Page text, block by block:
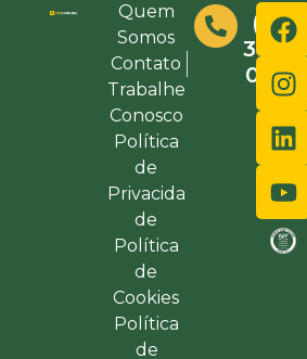
Quem
Somos
Contato
Trabalhe
Conosco
Política
de
Privacida
de
Política
de
Cookies
Política
de
(48)
3632-
0000